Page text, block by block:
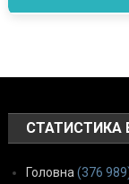
СТАТИСТИКА
Головна (376